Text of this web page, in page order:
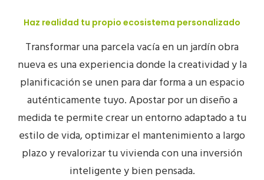
Haz realidad tu propio ecosistema personalizado
Transformar una parcela vacía en unjardín obra
nuevaes una experiencia donde la creatividad y la
planificación se unen para dar forma a un espacio
auténticamente tuyo. Apostar por un diseño a
medida te permite crear un entorno adaptado a tu
estilo de vida, optimizar el mantenimiento a largo
plazo y revalorizar tu vivienda con una inversión
inteligente y bien pensada.